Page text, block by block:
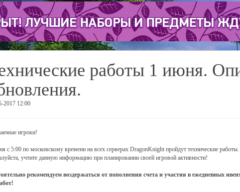
работы 1 июня.
2017 12:00
игроки!
с 5:00 по московскому времени на всех серверах DragonKnight пройдут технические
учтите данную информацию при планировании своей игровой активности!
рекомендуем воздержаться от пополнения счета и участия в ежедневных